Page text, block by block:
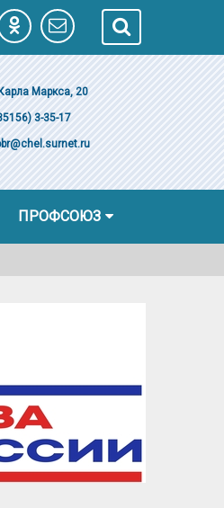
Маркса, 20
3-35-17
ПРОФСОЮЗ